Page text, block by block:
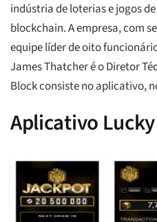
indústria de loterias e jogos
blockchain. A empresa, com
equipe líder de oito
James Thatcher é o Diretor
Block consiste no aplicativo,
Aplicativo